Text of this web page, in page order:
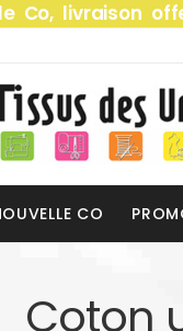
Co, livraison
CO
Coton